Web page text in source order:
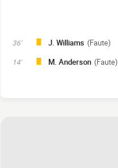
36' J. Williams (Faute)
14' M. Anderson (Faute)